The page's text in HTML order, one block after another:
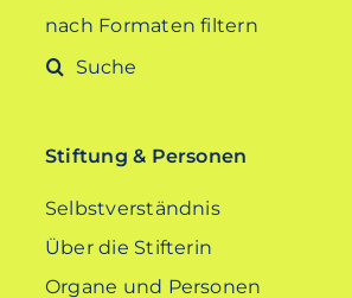
nach Formaten filtern
Suche
Stiftung & Personen
Selbstverständnis
Über die Stifterin
Organe und Personen